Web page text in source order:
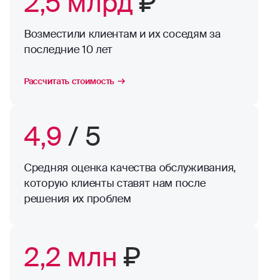
Возместили клиентам и их соседям за
последние 10 лет
Рассчитать стоимость
4,9 / 5
Средняя оценка качества обслуживания,
которую клиенты ставят нам после
решения их проблем
2,2 млн ₽